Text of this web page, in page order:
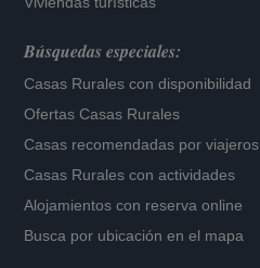
Búsquedas especiales:
Casas Rurales con disponibilidad
Ofertas Casas Rurales
Casas recomendadas por viajeros
Casas Rurales con actividades
Alojamientos con reserva online
Busca por ubicación en el mapa